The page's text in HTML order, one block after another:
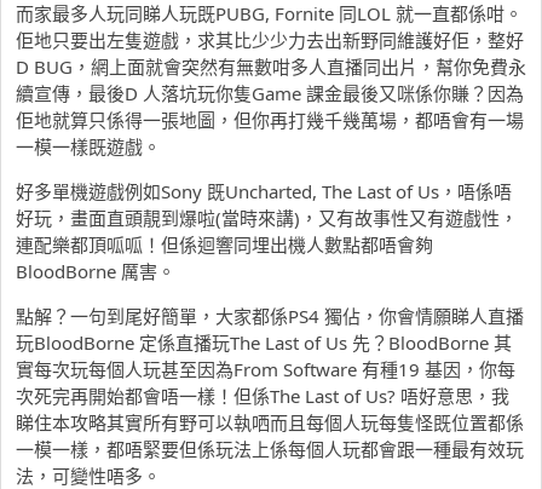
而家最多人玩同睇人玩既PUBG, Fornite 同LOL 就一直都係咁。
佢地只要出左隻遊戲，求其比少少力去出新野同維護好佢，整好
D BUG，網上面就會突然有無數咁多人直播同出片，幫你免費永
續宣傳，最後D 人落坑玩你隻Game 課金最後又咪係你賺？因為
佢地就算只係得一張地圖，但你再打幾千幾萬場，都唔會有一場
一模一樣既遊戲。
好多單機遊戲例如Sony 既Uncharted, The Last of Us，唔係唔
好玩，畫面直頭靚到爆啦(當時來講)，又有故事性又有遊戲性，
連配樂都頂呱呱！但係迴響同埋出機人數點都唔會夠
BloodBorne 厲害。
點解？一句到尾好簡單，大家都係PS4 獨佔，你會情願睇人直播
玩BloodBorne 定係直播玩The Last of Us 先？BloodBorne 其
實每次玩每個人玩甚至因為From Software 有種19 基因，你每
次死完再開始都會唔一樣！但係The Last of Us? 唔好意思，我
睇住本攻略其實所有野可以執哂而且每個人玩每隻怪既位置都係
一模一樣，都唔緊要但係玩法上係每個人玩都會跟一種最有效玩
法，可變性唔多。